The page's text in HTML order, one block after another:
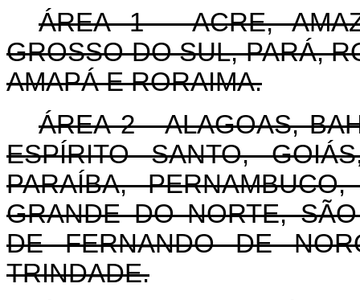
ÁREA 1 - ACRE,
GROSSO DO SUL, PARÁ,
AMAPÁ E RORAIMA.
ÁREA 2 - ALAGOAS,
ESPÍRITO SANTO,
PARAÍBA,
GRANDE DO NORTE,
DE FERNANDO DE
TRINDADE.